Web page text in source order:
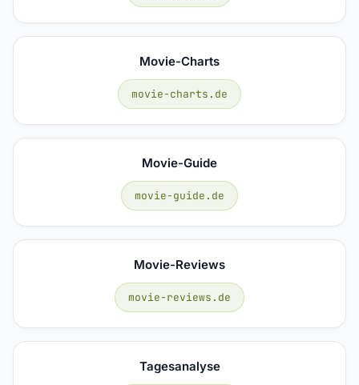
Movie-Charts
movie-charts.de
Movie-Guide
movie-guide.de
Movie-Reviews
movie-reviews.de
Tagesanalyse